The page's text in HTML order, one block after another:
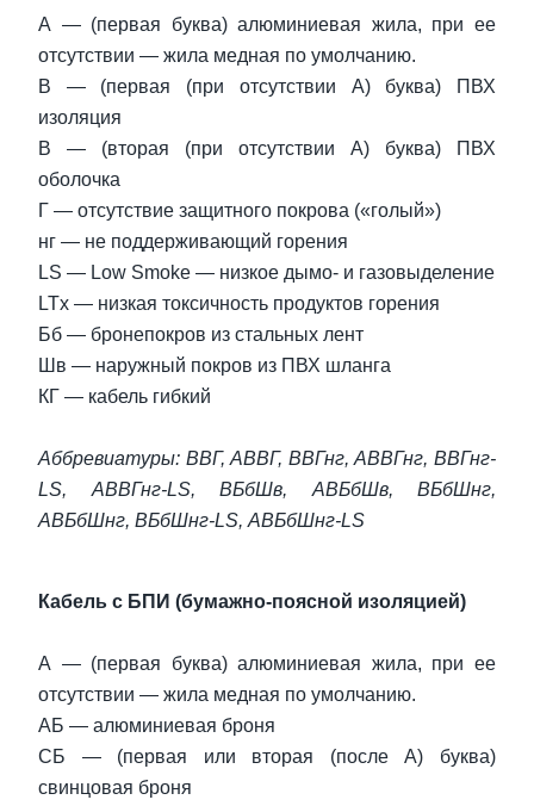
А — (первая буква) алюминиевая жила, при ее
отсутствии — жила медная по умолчанию.
В — (первая (при отсутствии А) буква) ПВХ
изоляция
В — (вторая (при отсутствии А) буква) ПВХ
оболочка
Г — отсутствие защитного покрова («голый»)
нг — не поддерживающий горения
LS — Low Smoke — низкое дымо- и газовыделение
LTx — низкая токсичность продуктов горения
Бб — бронепокров из стальных лент
Шв — наружный покров из ПВХ шланга
КГ — кабель гибкий
Аббревиатуры: ВВГ, АВВГ, ВВГнг, АВВГнг, ВВГнг-
LS, АВВГнг-LS, ВБбШв, АВБбШв, ВБбШнг,
АВБбШнг, ВБбШнг-LS, АВБбШнг-LS
Кабель с БПИ (бумажно-поясной изоляцией)
А — (первая буква) алюминиевая жила, при ее
отсутствии — жила медная по умолчанию.
АБ — алюминиевая броня
СБ — (первая или вторая (после А) буква)
свинцовая броня